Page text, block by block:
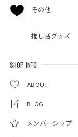
その他
推し活グッズ
SHOP INFO
ABOUT
BLOG
メンバーシップ